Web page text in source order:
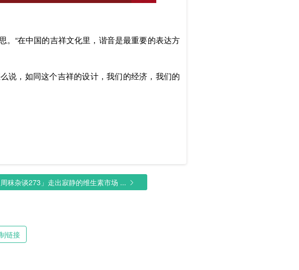
“在中国的吉祥文化里，谐音是最重要的表达方
说，如同这个吉祥的设计，我们的经济，我们的
秣杂谈273」走出寂静的维生素市场 ...
链接